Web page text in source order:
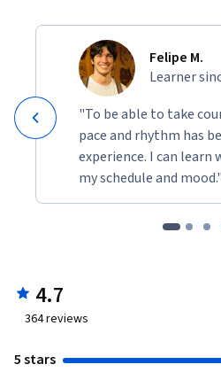
Felipe M.
Learner
"To be able to take
pace and rhythm has
experience. I can learn
my schedule and mood."
4.7
364reviews
5 stars